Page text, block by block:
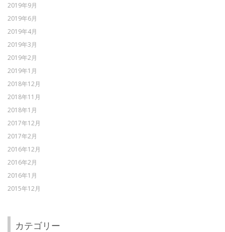
2019年9月
2019年6月
2019年4月
2019年3月
2019年2月
2019年1月
2018年12月
2018年11月
2018年1月
2017年12月
2017年2月
2016年12月
2016年2月
2016年1月
2015年12月
カテゴリー